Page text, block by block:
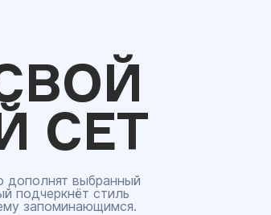
СЕТ
дополнят выбранный
подчеркнёт стиль
запоминающимся.